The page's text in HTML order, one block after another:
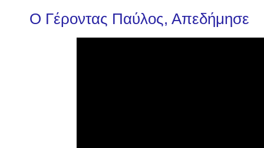
Ο Γέροντας Παύλος, Απεδήμησε